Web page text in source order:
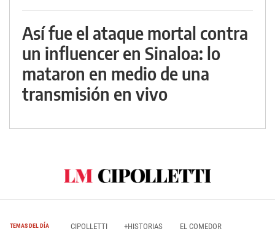
Así fue el ataque mortal contra
un influencer en Sinaloa: lo
mataron en medio de una
transmisión en vivo
TEMAS DEL DÍA CIPOLLETTI +HISTORIAS EL COMEDOR